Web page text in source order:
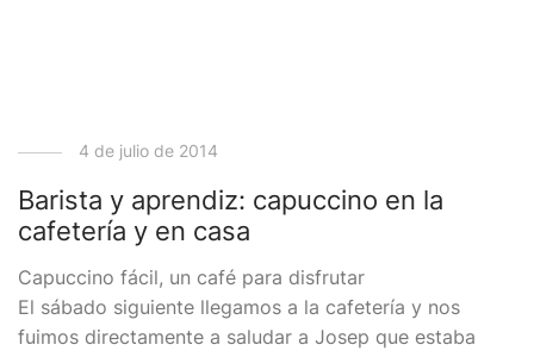
4 de julio de 2014
Barista y aprendiz: capuccino en la
cafetería y en casa
Capuccino fácil, un café para disfrutar
El sábado siguiente llegamos a la cafetería y nos
fuimos directamente a saludar a Josep que estaba